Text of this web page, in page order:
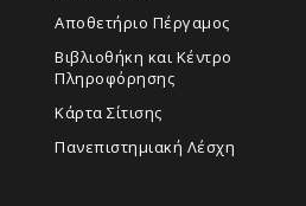
Αποθετήριο Πέργαμος
Βιβλιοθήκη και Κέντρο
Πληροφόρησης
Kάρτα Σίτισης
Πανεπιστημιακή Λέσχη